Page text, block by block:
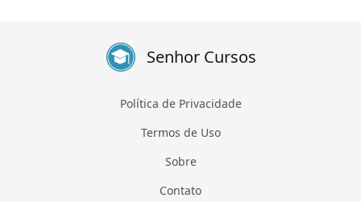
Senhor Cursos
Política de Privacidade
Termos de Uso
Sobre
Contato